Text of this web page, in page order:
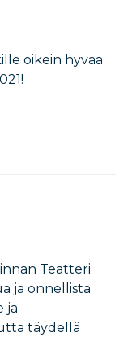
oikein hyvää
Teatteri
ja onnellista
ja
täydellä